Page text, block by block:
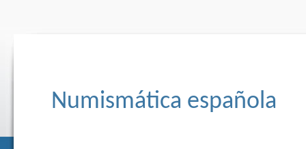
Numismática española